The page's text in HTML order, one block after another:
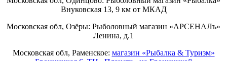
Внуковская 13, 9 км от МКАД
Московская обл, Озёры: Рыболовный магазин «АРСЕНАЛъ»
Ленина, д.1
Московская обл, Раменское: магазин «Рыбалка & Туризм»